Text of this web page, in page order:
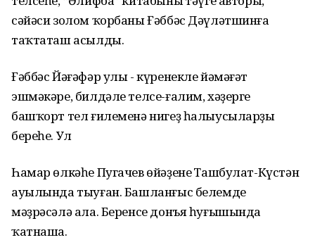
сәйәси золом ҡорбаны Ғәббәс Дәүләтшинға
таҡтаташ асылды.
Ғәббәс Йәғәфәр улы - күренекле йәмәғәт
эшмәкәре, билдәле телсе-ғалим, хәҙерге
башҡорт тел ғилеменә нигеҙ һалыусыларҙың
береһе. Ул
Һамар өлкәһе Пугачев өйәҙенең Ташбулат-Күстән
ауылында тыуған. Башланғыс белемде
мәҙрәсәлә ала. Беренсе донъя һуғышында
ҡатнаша.